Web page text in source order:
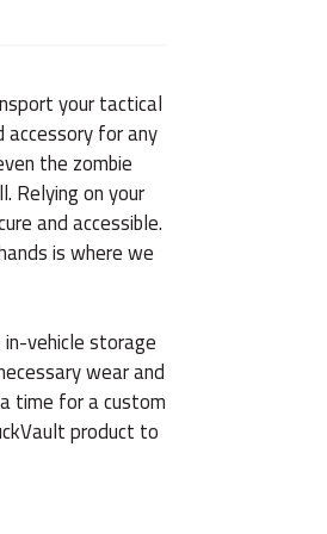
your tactical
for any
the zombie
Relying on your
and accessible.
is where we
vehicle storage
wear and
time for a custom
product to